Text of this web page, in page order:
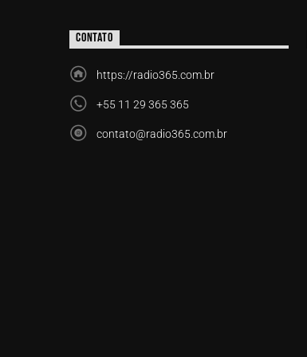
CONTATO
https://radio365.com.br
+55 11 29 365 365
contato@radio365.com.br